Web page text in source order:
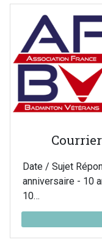
Date / Sujet
anniversaire - 10
10…